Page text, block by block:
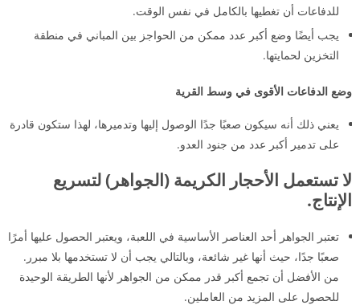
للدفاعات أن تغطيها بالكامل في نفس الوقت.
يجب أيضًا وضع أكبر عدد ممكن من الحواجز بين المباني في منطقة
التخزين لحمايتها.
وضع الدفاعات الأقوى في وسط القرية
يعني ذلك أنه سيكون صعبًا جدًا الوصول إليها وتدميرها، لهذا ستكون قادرة
على تدمير أكبر عدد من جنود العدو.
لا تستعمل الأحجار الكريمة (الجواهر) لتسريع
الإنتاج.
تعتبر الجواهر أحد العناصر الأساسية في اللعبة، ويعتبر الحصول عليها أمرًا
صعبًا جدًا، حيث أنها غير شائعة، وبالتالي يجب أن لا تستخدمها بلا مبرر.
من الأفضل أن تجمع أكبر قدر ممكن من الجواهر لأنها الطريقة الوحيدة
للحصول على المزيد من العاملين.